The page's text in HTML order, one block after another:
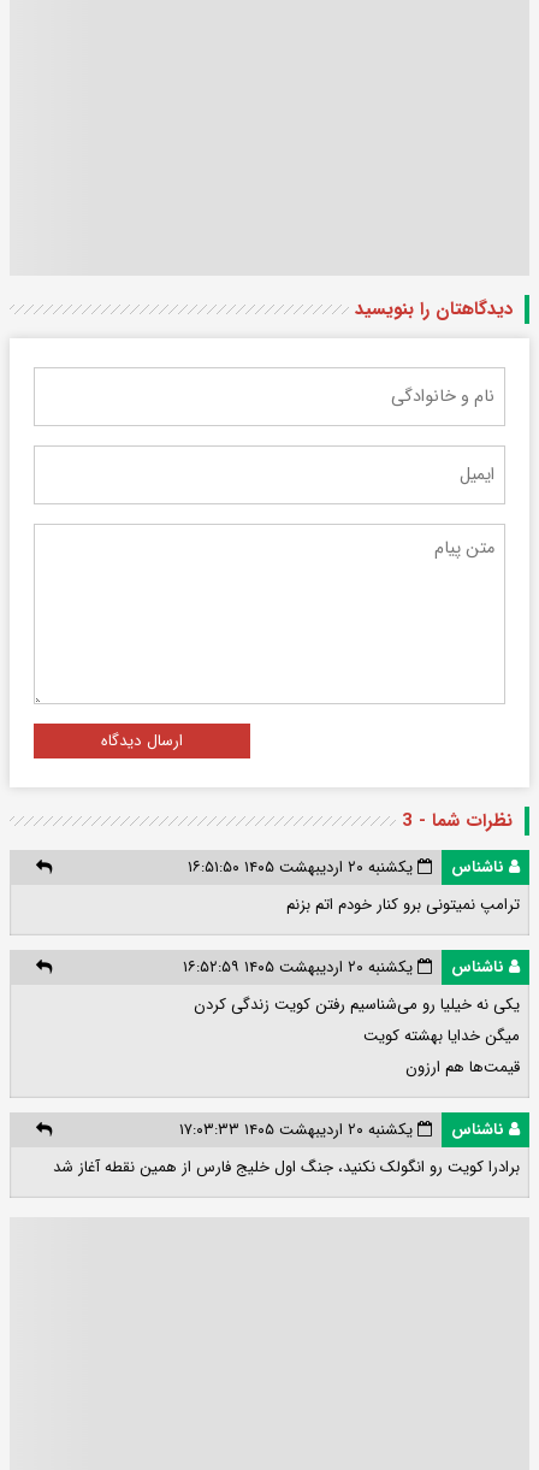
دیدگاهتان را بنویسید
ارسال دیدگاه
نظرات شما - 3
ناشناس
یکشنبه ۲۰ اردیبهشت ۱۴۰۵ ۱۶:۵۱:۵۰
ترامپ نمیتونی برو کنار خودم اتم بزنم
ناشناس
یکشنبه ۲۰ اردیبهشت ۱۴۰۵ ۱۶:۵۲:۵۹
یکی نه خیلیا رو می‌شناسیم رفتن کویت زندگی کردن
میگن خدایا بهشته کویت
قیمت‌ها هم ارزون
ناشناس
یکشنبه ۲۰ اردیبهشت ۱۴۰۵ ۱۷:۰۳:۳۳
برادرا کویت رو انگولک نکنید، جنگ اول خلیج فارس از همین نقطه آغاز شد